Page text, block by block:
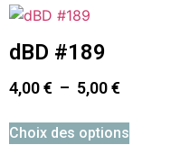
dBD #189
4,00€ – 5,00€
Choix des options